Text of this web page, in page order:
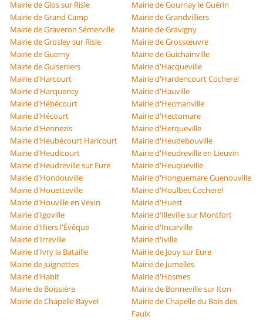
Mairie de Glos sur Risle
Mairie de Gournay le Guérin
Mairie de Grand Camp
Mairie de Grandvilliers
Mairie de Graveron Sémerville
Mairie de Gravigny
Mairie de Grosley sur Risle
Mairie de Grossœuvre
Mairie de Guerny
Mairie de Guichainville
Mairie de Guiseniers
Mairie d'Hacqueville
Mairie d'Harcourt
Mairie d'Hardencourt Cocherel
Mairie d'Harquency
Mairie d'Hauville
Mairie d'Hébécourt
Mairie d'Hecmanville
Mairie d'Hécourt
Mairie d'Hectomare
Mairie d'Hennezis
Mairie d'Herqueville
Mairie d'Heubécourt Haricourt
Mairie d'Heudebouville
Mairie d'Heudicourt
Mairie d'Heudreville en Lieuvin
Mairie d'Heudreville sur Eure
Mairie d'Heuqueville
Mairie d'Hondouville
Mairie d'Honguemare Guenouville
Mairie d'Houetteville
Mairie d'Houlbec Cocherel
Mairie d'Houville en Vexin
Mairie d'Huest
Mairie d'Igoville
Mairie d'Illeville sur Montfort
Mairie d'Illiers l'Évêque
Mairie d'Incarville
Mairie d'Irreville
Mairie d'Iville
Mairie d'Ivry la Bataille
Mairie de Jouy sur Eure
Mairie de Juignettes
Mairie de Jumelles
Mairie d'Habit
Mairie d'Hosmes
Mairie de Boissière
Mairie de Bonneville sur Iton
Mairie de Chapelle Bayvel
Mairie de Chapelle du Bois des
Faulx